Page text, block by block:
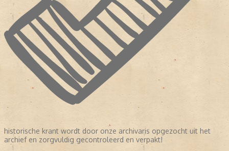
historische krant wordt door onze archivaris opgezocht uit het
archief en zorgvuldig gecontroleerd en verpakt!